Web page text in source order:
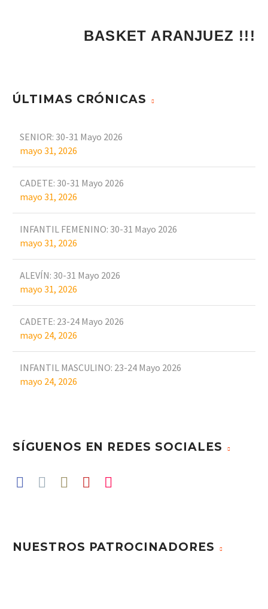
BASKET
ÚLTIMAS CRÓNICAS
SENIOR: 30-31 Mayo 2026
mayo 31, 2026
CADETE: 30-31 Mayo 2026
mayo 31, 2026
INFANTIL FEMENINO: 30-31 Mayo 2026
mayo 31, 2026
ALEVÍN: 30-31 Mayo 2026
mayo 31, 2026
CADETE: 23-24 Mayo 2026
mayo 24, 2026
INFANTIL MASCULINO: 23-24 Mayo 2026
mayo 24, 2026
SÍGUENOS EN REDES SOCIALES
NUESTROS PATROCINADORES